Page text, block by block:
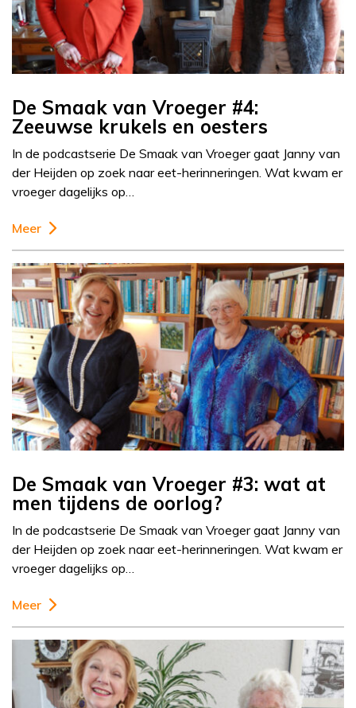
De Smaak van Vroeger #4:
Zeeuwse krukels en oesters
In de podcastserie De Smaak van Vroeger gaat Janny van
der Heijden op zoek naar eet-herinneringen. Wat kwam er
vroeger dagelijks op…
Meer
De Smaak van Vroeger #3: wat at
men tijdens de oorlog?
In de podcastserie De Smaak van Vroeger gaat Janny van
der Heijden op zoek naar eet-herinneringen. Wat kwam er
vroeger dagelijks op…
Meer